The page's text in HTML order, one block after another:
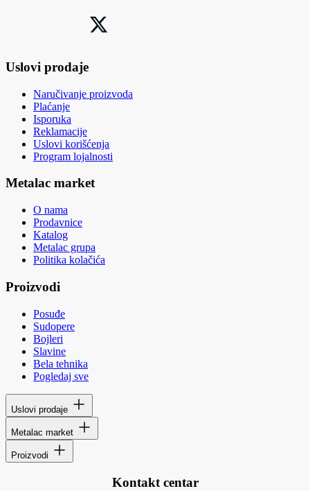
Uslovi prodaje
Naručivanje proizvoda
Plaćanje
Isporuka
Reklamacije
Uslovi korišćenja
Program lojalnosti
Metalac market
O nama
Prodavnice
Katalog
Metalac grupa
Politika kolačića
Proizvodi
Posuđe
Sudopere
Bojleri
Slavine
Bela tehnika
Pogledaj sve
Uslovi prodaje
Metalac market
Proizvodi
Kontakt centar